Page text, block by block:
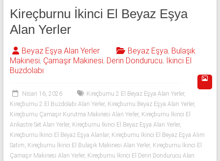
Yerler
|
0
543
592
53
50
İkinci
el
Kireçburnu İkinci El Beyaz Eşya
Alan Yerler
Beyaz Eşya Alan Yerler Beyaz Eşya, Bulaşık
Makinesi, Çamaşır Makinesi, Derin Dondurucu, İkinci El
Buzdolabı
Nisan 16, 2026 Kireçburnu 2.El Beyaz Eşya Alan Yerler,
Kireçburnu 2.El Buzdolabı Alan Yerler, Kireçburnu Beyaz Eşya Alan Yerler,
Kireçburnu Çamaşır Kurutma Makinesi Alan Yerler, Kireçburnu İkinci El
Ankastre Set Alan Yerler, Kireçburnu İkinci El Beyaz Eşya Alan Yerler,
Kireçburnu İkinci El Beyaz Eşya Alanlar, Kireçburnu İkinci El Beyaz Eşya Alım
Satım Kireçburnu İkinci El Bulaşık Makinesi Alan Yerler, Kireçburnu İkinci El
Çamaşır Makinesi Alan Yerler, Kireçburnu İkinci El Derin Dondurucu Alan